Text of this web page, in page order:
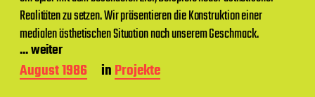
m
Realitäten zu setzen. Wir präsentieren die Konstruktion einer
medialen ästhetischen Situation nach unserem Geschmack.
... weiter
B
e
August 1986 inProjekte